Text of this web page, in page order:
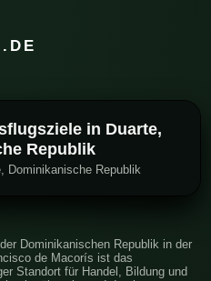
in Duarte,
Republik
Dominikanische Republik
Dominikanischen Republik in der
de Macorís ist das
Standort für Handel, Bildung und